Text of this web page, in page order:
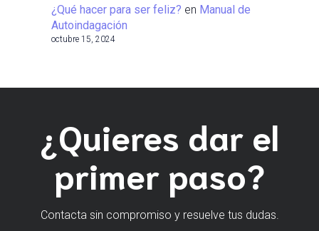
¿Qué hacer para ser feliz? en Manual de
Autoindagación
octubre 15, 2024
¿Quieres dar el
primer paso?
Contacta sin compromiso y resuelve tus dudas.